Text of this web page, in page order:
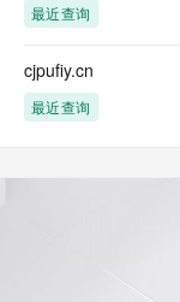
最近查询
cjpufiy.cn
最近查询